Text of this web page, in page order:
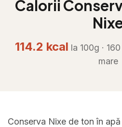
Calorii
114.2 kcal la 100g · 160
mare
Conserva Nixe de ton în